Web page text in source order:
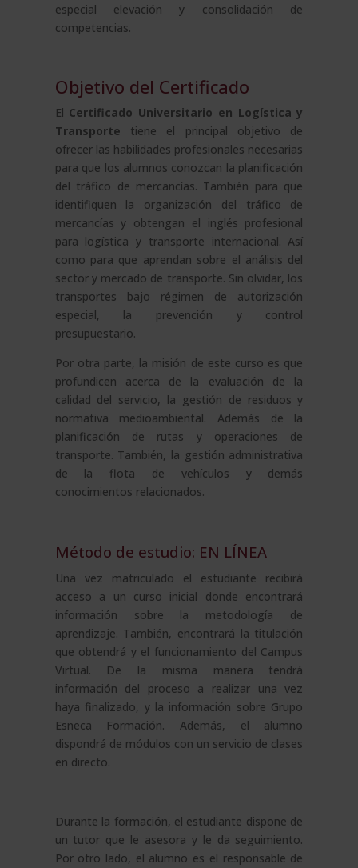
especial elevación y consolidación de
competencias.
Objetivo del Certificado
El Certificado Universitario en Logística y
Transporte
tiene el principal objetivo de
ofrecer las habilidades profesionales necesarias
para que los alumnos conozcan la planificación
del tráfico de mercancías. También para que
identifiquen la organización del tráfico de
mercancías y obtengan el inglés profesional
para logística y transporte internacional. Así
como para que aprendan sobre el análisis del
sector y mercado de transporte. Sin olvidar, los
transportes bajo régimen de autorización
especial, la prevención y control
presupuestario.
Por otra parte, la misión de este curso es que
profundicen acerca de la evaluación de la
calidad del servicio, la gestión de residuos y
normativa medioambiental. Además de la
planificación de rutas y operaciones de
transporte. También, la gestión administrativa
de la flota de vehículos y demás
conocimientos relacionados.
Método de estudio: EN LÍNEA
Una vez matriculado el estudiante recibirá
acceso a un curso inicial donde encontrará
información sobre la metodología de
aprendizaje. También, encontrará la titulación
que obtendrá y el funcionamiento del Campus
Virtual. De la misma manera tendrá
información del proceso a realizar una vez
haya finalizado, y la información sobre Grupo
Esneca Formación. Además, el alumno
dispondrá de módulos con un servicio de clases
en directo.
Durante la formación, el estudiante dispone de
un tutor que le asesora y le da seguimiento.
Por otro lado, el alumno es el responsable de